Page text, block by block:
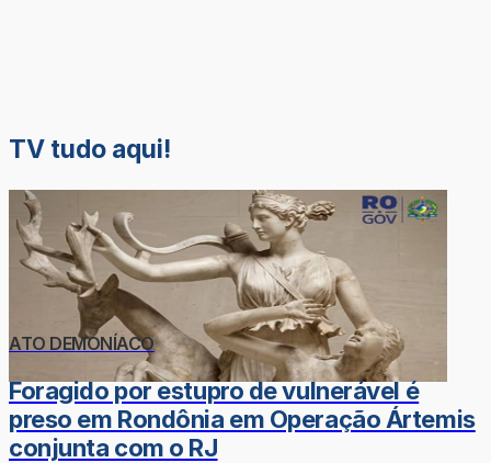
TV tudo aqui!
ATO DEMONÍACO
Foragido por estupro de vulnerável é
preso em Rondônia em Operação Ártemis
conjunta com o RJ